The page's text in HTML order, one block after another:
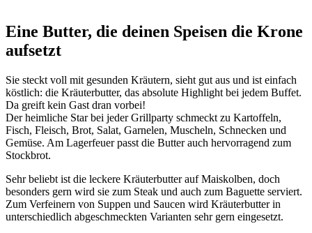
Eine Butter, die deinen Speisen die Krone
aufsetzt
Sie steckt voll mit gesunden Kräutern, sieht gut aus und ist einfach
köstlich: die Kräuterbutter, das absolute Highlight bei jedem Buffet.
Da greift kein Gast dran vorbei!
Der heimliche Star bei jeder Grillparty schmeckt zu Kartoffeln,
Fisch, Fleisch, Brot, Salat, Garnelen, Muscheln, Schnecken und
Gemüse. Am Lagerfeuer passt die Butter auch hervorragend zum
Stockbrot.
Sehr beliebt ist die leckere Kräuterbutter auf Maiskolben, doch
besonders gern wird sie zum Steak und auch zum Baguette serviert.
Zum Verfeinern von Suppen und Saucen wird Kräuterbutter in
unterschiedlich abgeschmeckten Varianten sehr gern eingesetzt.